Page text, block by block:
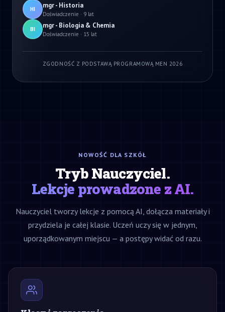
HI mgr - Historia
Doświadczenie · 9 lat
BI mgr - Biologia & Chemia
Doświadczenie · 15 lat
ZGODNOŚĆ Z PODSTAWĄ PROGRAMOWĄ MEN 2026
NOWOŚĆ DLA SZKÓŁ
Tryb Nauczyciel.
Lekcje prowadzone z AI.
Nauczyciel tworzy lekcje z pomocą AI, dołącza materiały i
przydziela je całej klasie. Uczeń uczy się w jednym,
uporządkowanym miejscu — a postępy widać od razu.